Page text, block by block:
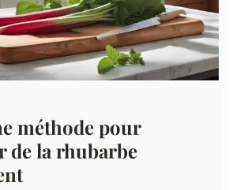
méthode pour
de la rhubarbe